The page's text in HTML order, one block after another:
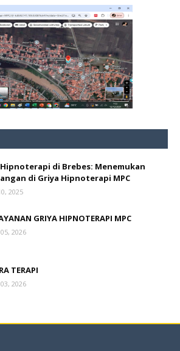
di Brebes: Menemukan
di Griya Hipnoterapi MPC
2025
GRIYA HIPNOTERAPI MPC
2026
TERAPI
2026